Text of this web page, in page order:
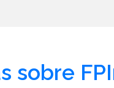
sobre